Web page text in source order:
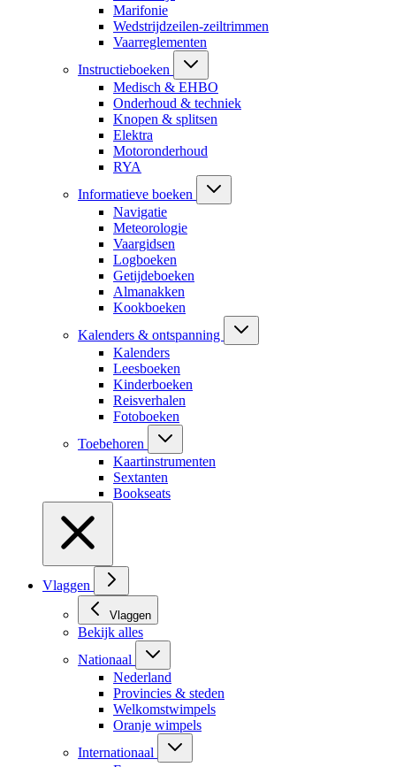
Marifonie
Wedstrijdzeilen-zeiltrimmen
Vaarreglementen
Instructieboeken
Medisch & EHBO
Onderhoud & techniek
Knopen & splitsen
Elektra
Motoronderhoud
RYA
Informatieve boeken
Navigatie
Meteorologie
Vaargidsen
Logboeken
Getijdeboeken
Almanakken
Kookboeken
Kalenders & ontspanning
Kalenders
Leesboeken
Kinderboeken
Reisverhalen
Fotoboeken
Toebehoren
Kaartinstrumenten
Sextanten
Bookseats
Vlaggen
Vlaggen
Bekijk alles
Nationaal
Nederland
Provincies & steden
Welkomstwimpels
Oranje wimpels
Internationaal